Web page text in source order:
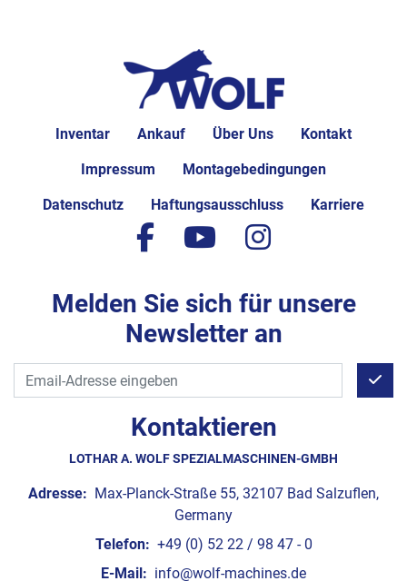
Inventar Ankauf Über Uns Kontakt
Impressum Montagebedingungen
Datenschutz Haftungsausschluss Karriere
Kontaktieren
LOTHAR A. WOLF SPEZIALMASCHINEN-GMBH
Adresse: Max-Planck-Straße 55, 32107 Bad Salzuflen,
Germany
Telefon: +49 (0) 52 22 / 98 47 - 0
E-Mail: info@wolf-machines.de
facebook
youtubeinstagram
Melden Sie sich für unsere
Newsletter an